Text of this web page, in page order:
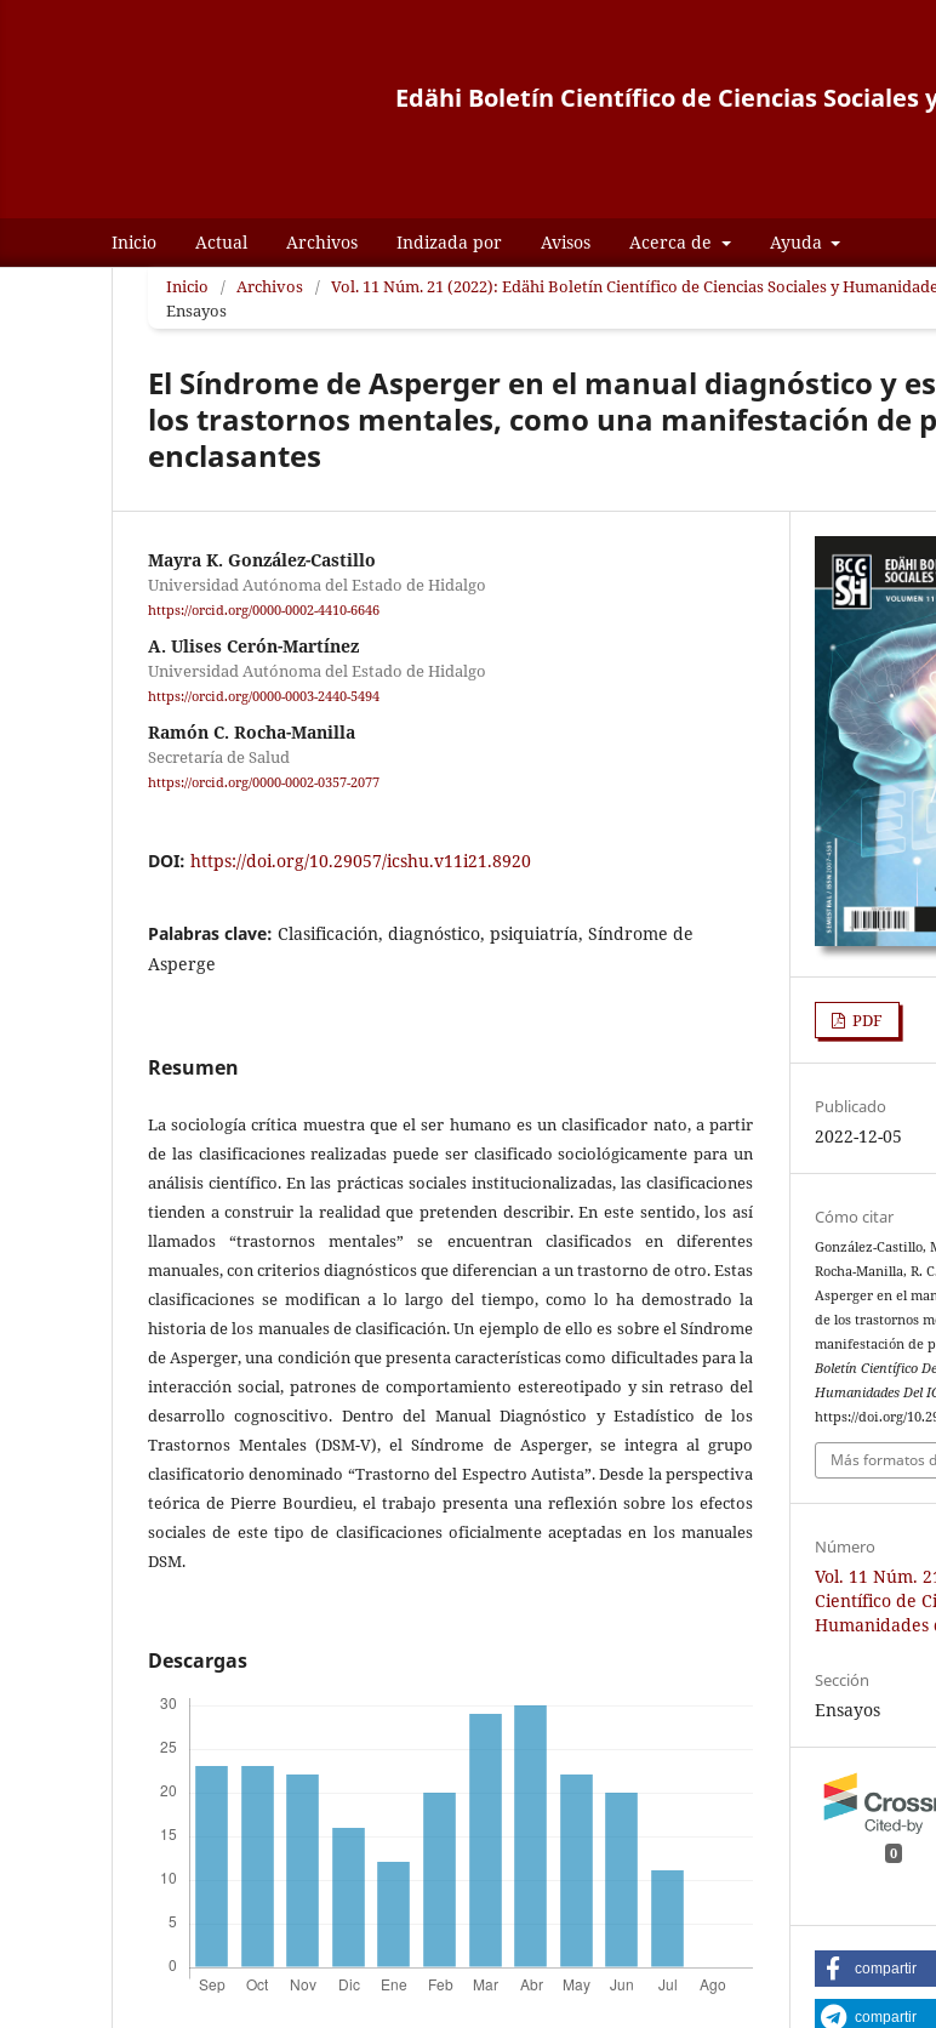
Edähi Boletín Científico de Ciencias Sociales
Inicio Actual Archivos Indizada por Avisos Acerca de Ayuda
Inicio / Archivos / Vol. 11 Núm. 21 (2022): Edähi Boletín Científico de Ciencias Sociales y
Ensayos
El Síndrome de Asperger en el manual diagnóstico y
los trastornos mentales, como una manifestación de
enclasantes
Mayra K. González-Castillo
Universidad Autónoma del Estado de Hidalgo
https://orcid.org/0000-0002-4410-6646
A. Ulises Cerón-Martínez
Universidad Autónoma del Estado de Hidalgo
https://orcid.org/0000-0003-2440-5494
Ramón C. Rocha-Manilla
Secretaría de Salud
https://orcid.org/0000-0002-0357-2077
DOI: https://doi.org/10.29057/icshu.v11i21.8920
Palabras clave: Clasificación, diagnóstico, psiquiatría, Síndrome de
Asperge
Resumen
La sociología crítica muestra que el ser humano es un clasificador nato, a partir
de las clasificaciones realizadas puede ser clasificado sociológicamente para un
análisis científico. En las prácticas sociales institucionalizadas, las clasificaciones
tienden a construir la realidad que pretenden describir. En este sentido, los así
llamados “trastornos mentales” se encuentran clasificados en diferentes
manuales, con criterios diagnósticos que diferencian a un trastorno de otro. Estas
clasificaciones se modifican a lo largo del tiempo, como lo ha demostrado la
historia de los manuales de clasificación. Un ejemplo de ello es sobre el Síndrome
de Asperger, una condición que presenta características como dificultades para la
interacción social, patrones de comportamiento estereotipado y sin retraso del
desarrollo cognoscitivo. Dentro del Manual Diagnóstico y Estadístico de los
Trastornos Mentales (DSM-V), el Síndrome de Asperger, se integra al grupo
clasificatorio denominado “Trastorno del Espectro Autista”. Desde la perspectiva
teórica de Pierre Bourdieu, el trabajo presenta una reflexión sobre los efectos
sociales de este tipo de clasificaciones oficialmente aceptadas en los manuales
DSM.
Descargas
PDF
Publicado
2022-12-05
Cómo citar
González-Castillo,
Rocha-Manilla, R.
Asperger en el
de los trastornos
manifestación de
Boletín Científico
Humanidades Del
https://doi.org/
Más formatos
Número
Vol. 11 Núm.
Científico de
Humanidades
Sección
Ensayos
0
compartir
compartir